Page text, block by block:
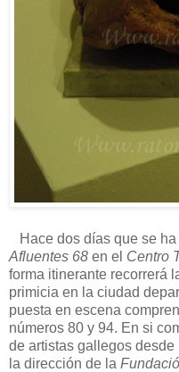
Hace dos días que se
Afluentes 68 en el Centro
forma itinerante recorrerá
primicia en la ciudad
puesta en escena
números 80 y 94. En si
de artistas gallegos
la dirección de la